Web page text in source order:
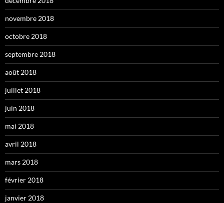
novembre 2018
octobre 2018
septembre 2018
août 2018
juillet 2018
juin 2018
mai 2018
avril 2018
mars 2018
février 2018
janvier 2018